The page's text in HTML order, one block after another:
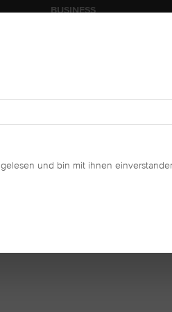
BUSINESS
gelesen und bin mit ihnen